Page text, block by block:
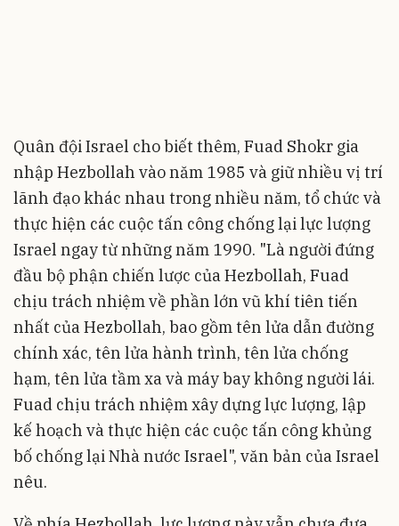
Quân đội Israel cho biết thêm, Fuad Shokr gia
nhập Hezbollah vào năm 1985 và giữ nhiều vị trí
lãnh đạo khác nhau trong nhiều năm, tổ chức và
thực hiện các cuộc tấn công chống lại lực lượng
Israel ngay từ những năm 1990. "Là người đứng
đầu bộ phận chiến lược của Hezbollah, Fuad
chịu trách nhiệm về phần lớn vũ khí tiên tiến
nhất của Hezbollah, bao gồm tên lửa dẫn đường
chính xác, tên lửa hành trình, tên lửa chống
hạm, tên lửa tầm xa và máy bay không người lái.
Fuad chịu trách nhiệm xây dựng lực lượng, lập
kế hoạch và thực hiện các cuộc tấn công khủng
bố chống lại Nhà nước Israel", văn bản của Israel
nêu.